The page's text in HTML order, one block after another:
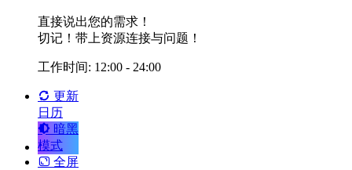
直接说出您的需求！
切记！带上资源连接与问题！
工作时间: 12:00 - 24:00
更新
日历
暗黑
模式
全屏